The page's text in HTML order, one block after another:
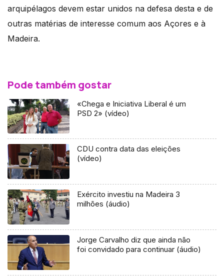
arquipélagos devem estar unidos na defesa desta e de
outras matérias de interesse comum aos Açores e à
Madeira.
Pode também gostar
«Chega e Iniciativa Liberal é um
PSD 2» (vídeo)
CDU contra data das eleições
(vídeo)
Exército investiu na Madeira 3
milhões (áudio)
Jorge Carvalho diz que ainda não
foi convidado para continuar (áudio)